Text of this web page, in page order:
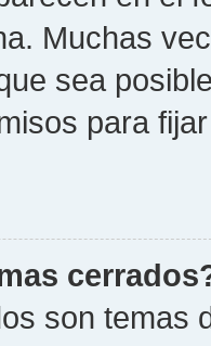
Muchas
sea
para
son temas